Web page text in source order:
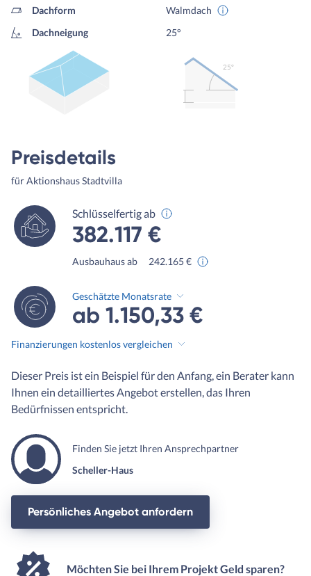
Dachform
Walmdach
Dachneigung
25°
25º
Preisdetails
für Aktionshaus Stadtvilla
Schlüsselfertig ab
382.117 €
Ausbauhaus ab 242.165 €
Geschätzte Monatsrate
ab 1.150,33 €
Finanzierungen kostenlos vergleichen
Dieser Preis ist ein Beispiel für den Anfang, ein Berater kann
Ihnen ein detailliertes Angebot erstellen, das Ihren
Bedürfnissen entspricht.
Finden Sie jetzt Ihren Ansprechpartner
Scheller-Haus
Persönliches Angebot anfordern
Möchten Sie bei Ihrem Projekt Geld sparen?